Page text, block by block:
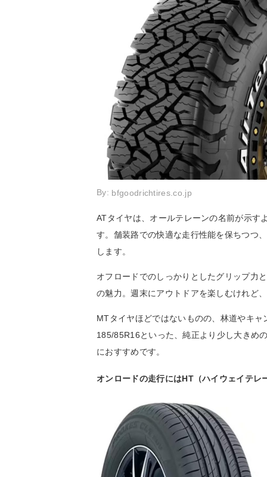
By: bfgoodrichtires.co.jp
ATタイヤは、オールテレーンの名前が示す
す。舗装路での快適な走行性能を保ちつつ
します。
オフロードでのしっかりとしたグリップ力
の魅力。週末にアウトドアを楽しむけれど
MTタイヤほどではないものの、林道やキ
185/85R16といった、純正より少し大きめ
におすすめです。
オンロードの走行にはHT（ハイウェイテレ